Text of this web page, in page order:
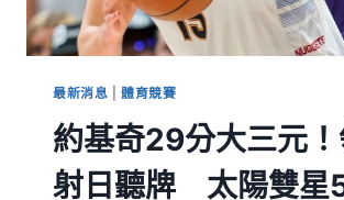
最新消息 |體育競賽
約基奇29分大三元
射日聽牌 太陽雙星